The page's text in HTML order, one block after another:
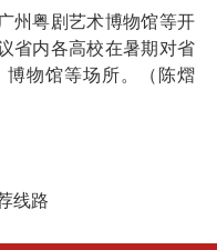
粤剧艺术博物馆等开
省内各高校在暑期对省
物馆等场所。（陈熠
线路